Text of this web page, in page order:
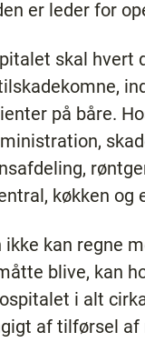
er leder for
skal hvert
på båre.
køkken og
ikke kan regne
blive, kan
i alt
af tilførsel af